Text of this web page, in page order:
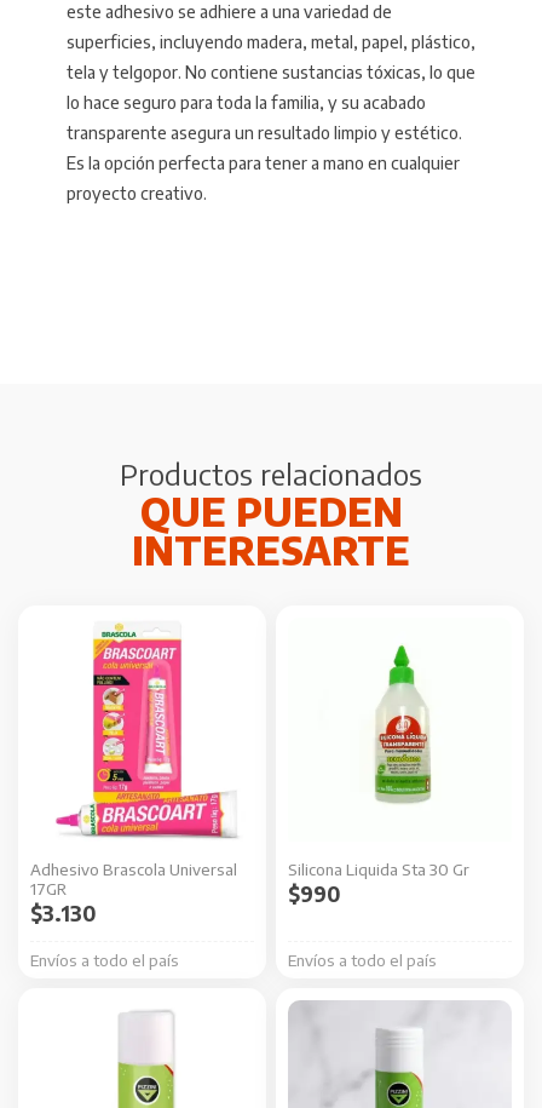
este adhesivo se adhiere a una variedad de
superficies, incluyendo madera, metal, papel, plástico,
tela y telgopor. No contiene sustancias tóxicas, lo que
lo hace seguro para toda la familia, y su acabado
transparente asegura un resultado limpio y estético.
Es la opción perfecta para tener a mano en cualquier
proyecto creativo.
Productos relacionados
Adhesivo Brascola Universal
17GR
Envíos a todo el país
$3.130
Silicona Liquida Sta 30 Gr
Envíos a todo el país
$990